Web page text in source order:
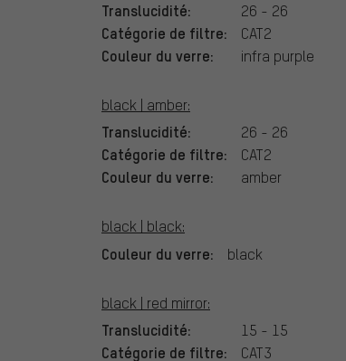
Translucidité: 26 - 26
Catégorie de filtre: CAT2
Couleur du verre: infra purple
black | amber:
Translucidité: 26 - 26
Catégorie de filtre: CAT2
Couleur du verre: amber
black | black:
Couleur du verre: black
black | red mirror:
Translucidité: 15 - 15
Catégorie de filtre: CAT3